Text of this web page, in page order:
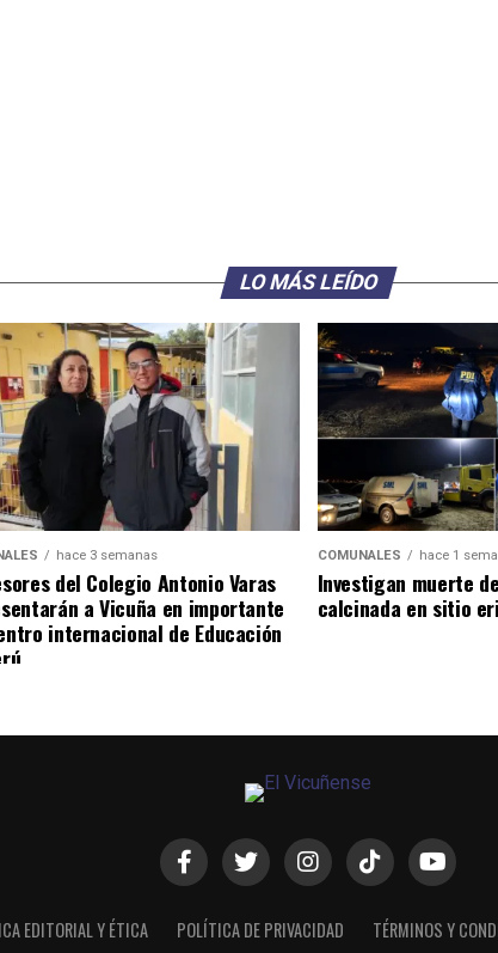
LO MÁS LEÍDO
hace 3 semanas
del Colegio Antonio Varas
a Vicuña en importante
internacional de Educación
COMUNALES hace 1
Investigan muerte
calcinada en sitio
EDITORIAL Y ÉTICA POLÍTICA DE PRIVACIDAD TÉRMINOS Y